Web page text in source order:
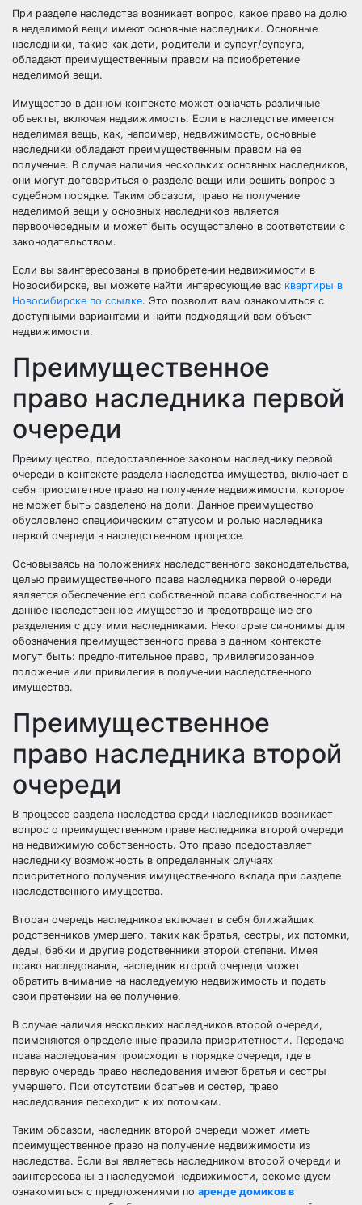
При разделе наследства возникает вопрос, какое право на долю
в неделимой вещи имеют основные наследники. Основные
наследники, такие как дети, родители и супруг/супруга,
обладают преимущественным правом на приобретение
неделимой вещи.
Имущество в данном контексте может означать различные
объекты, включая недвижимость. Если в наследстве имеется
неделимая вещь, как, например, недвижимость, основные
наследники обладают преимущественным правом на ее
получение. В случае наличия нескольких основных наследников,
они могут договориться о разделе вещи или решить вопрос в
судебном порядке. Таким образом, право на получение
неделимой вещи у основных наследников является
первоочередным и может быть осуществлено в соответствии с
законодательством.
Если вы заинтересованы в приобретении недвижимости в
Новосибирске, вы можете найти интересующие вас квартиры в
Новосибирске по ссылке. Это позволит вам ознакомиться с
доступными вариантами и найти подходящий вам объект
недвижимости.
Преимущественное
право наследника первой
очереди
Преимущество, предоставленное законом наследнику первой
очереди в контексте раздела наследства имущества, включает в
себя приоритетное право на получение недвижимости, которое
не может быть разделено на доли. Данное преимущество
обусловлено специфическим статусом и ролью наследника
первой очереди в наследственном процессе.
Основываясь на положениях наследственного законодательства,
целью преимущественного права наследника первой очереди
является обеспечение его собственной права собственности на
данное наследственное имущество и предотвращение его
разделения с другими наследниками. Некоторые синонимы для
обозначения преимущественного права в данном контексте
могут быть: предпочтительное право, привилегированное
положение или привилегия в получении наследственного
имущества.
Преимущественное
право наследника второй
очереди
В процессе раздела наследства среди наследников возникает
вопрос о преимущественном праве наследника второй очереди
на недвижимую собственность. Это право предоставляет
наследнику возможность в определенных случаях
приоритетного получения имущественного вклада при разделе
наследственного имущества.
Вторая очередь наследников включает в себя ближайших
родственников умершего, таких как братья, сестры, их потомки,
деды, бабки и другие родственники второй степени. Имея
право наследования, наследник второй очереди может
обратить внимание на наследуемую недвижимость и подать
свои претензии на ее получение.
В случае наличия нескольких наследников второй очереди,
применяются определенные правила приоритетности. Передача
права наследования происходит в порядке очереди, где в
первую очередь право наследования имеют братья и сестры
умершего. При отсутствии братьев и сестер, право
наследования переходит к их потомкам.
Таким образом, наследник второй очереди может иметь
преимущественное право на получение недвижимости из
наследства. Если вы являетесь наследником второй очереди и
заинтересованы в наследуемой недвижимости, рекомендуем
ознакомиться с предложениями по аренде домиков в